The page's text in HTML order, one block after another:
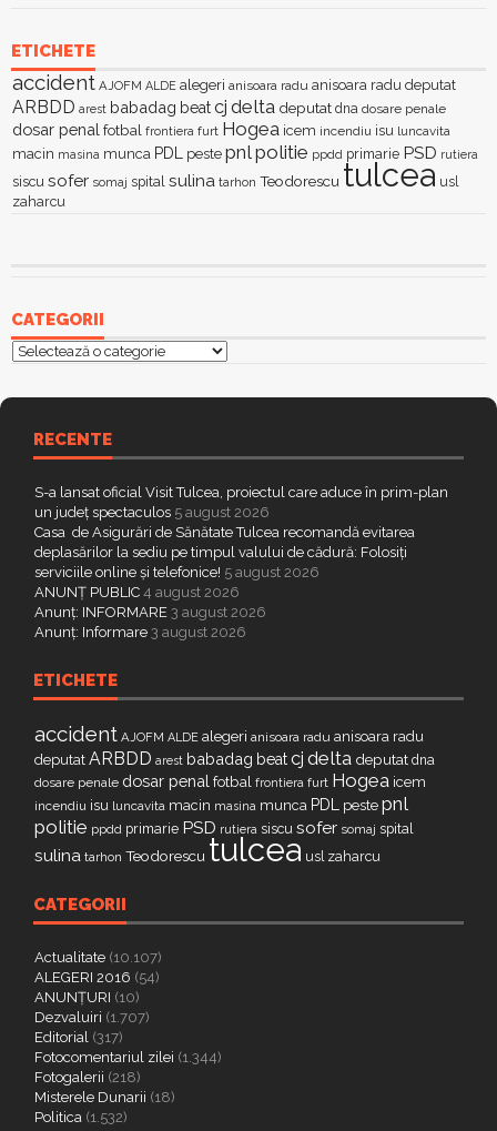
ETICHETE
accident AJOFM ALDE alegeri anisoara radu anisoara radu deputat
ARBDD arest babadag beatcj delta deputat dna dosare penale
dosar penal fotbal frontiera furt Hogea icem incendiu isu luncavita
macin masina munca PDL peste pnlpolitie ppdd primarie PSD rutiera
siscu sofer somaj spital sulina tarhon Teodorescu tulcea usl
zaharcu
CATEGORII
Categorii
RECENTE
S-a lansat oficial Visit Tulcea, proiectul care aduce în prim-plan
un județ spectaculos 5 august 2026
Casa de Asigurări de Sănătate Tulcea recomandă evitarea
deplasărilor la sediu pe timpul valului de cădură: Folosiți
serviciile online și telefonice! 5 august 2026
ANUNȚ PUBLIC 4 august 2026
Anunț: INFORMARE 3 august 2026
Anunț: Informare 3 august 2026
ETICHETE
accident AJOFM ALDE alegeri anisoara radu anisoara radu
deputat ARBDD arest babadag beatcj delta deputat dna
dosare penale dosar penal fotbal frontiera furt Hogea icem
incendiu isu luncavita macin masina munca PDL peste pnl
politie ppdd primarie PSD rutiera siscu sofer somaj spital
sulina tarhon Teodorescu tulcea usl zaharcu
CATEGORII
Actualitate (10.107)
ALEGERI 2016 (54)
ANUNȚURI (10)
Dezvaluiri (1.707)
Editorial (317)
Fotocomentariul zilei (1.344)
Fotogalerii (218)
Misterele Dunarii (18)
Politica (1.532)